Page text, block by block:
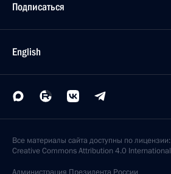
Подписаться
English
Все материалы сайта доступны по лицензии:
Creative Commons Attribution 4.0 International